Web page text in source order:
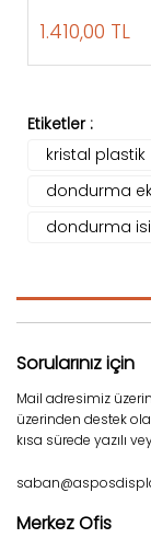
1.410,00 TL
Etiketler :
kristal plastik
dondurma
dondurma
Sorularınız için
Mail adresimiz
üzerinden destek
kısa sürede yazılı
Merkez Ofis